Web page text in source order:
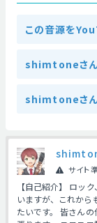
この音源を
shimtoneさん
shimtoneさん
サイト
【自己紹介】 ロッ
いますが、これから
たいです。 皆さん